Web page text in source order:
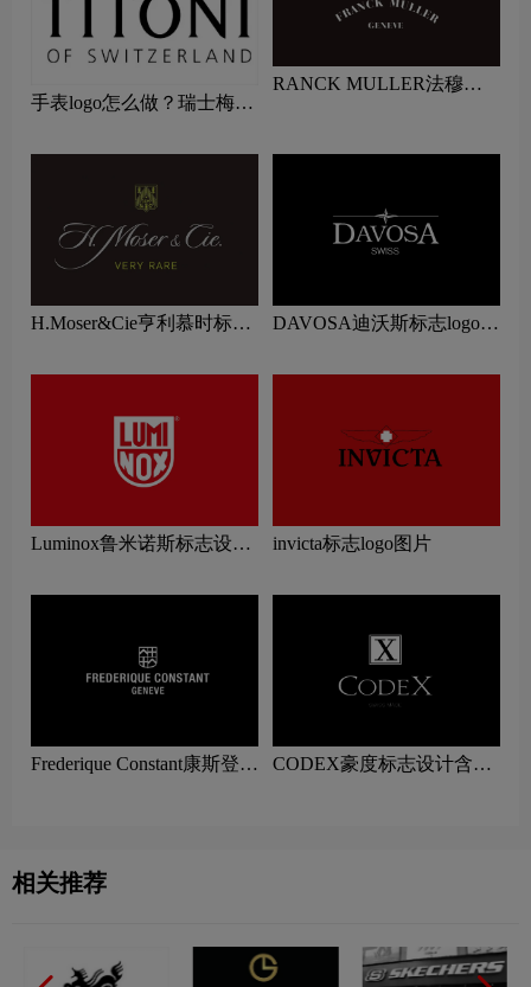
手表logo怎么做？瑞士梅花
RANCK MULLER法穆兰
H.Moser&Cie亨利慕时标志
念
DAVOSA迪沃斯标志logo图
Luminox鲁米诺斯标志设计
invicta标志logo图片
Frederique Constant康斯登标
CODEX豪度标志设计含义
相关推荐